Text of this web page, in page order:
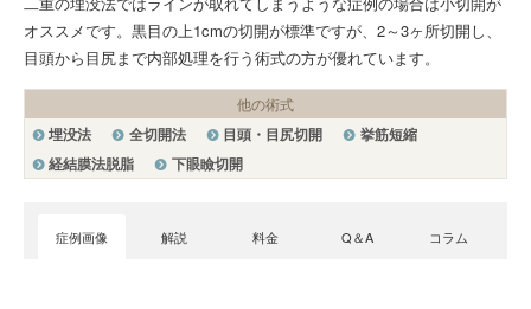
オススメです。黒目の上1cmの切開が標準ですが、2～3ヶ所切開し、
目頭から目尻まで内部処理を行う術式の方が優れています。
他の術式
埋没法 全切開法 目頭・目尻切開
挙筋短縮
経結膜法脱脂
下眼瞼切開
症例画像 解説 料金 Q＆A コラム